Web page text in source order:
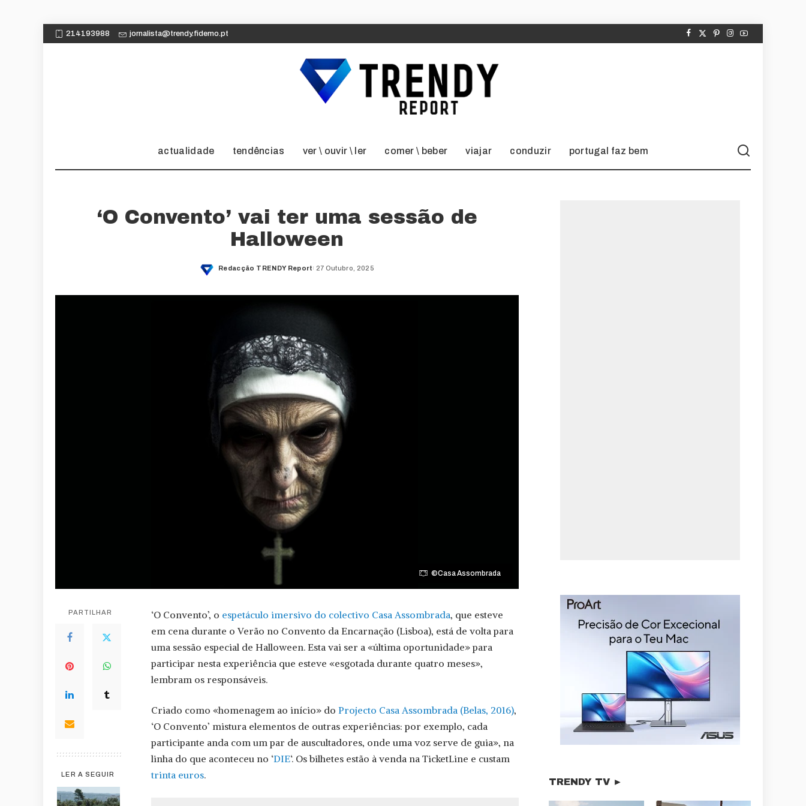
214193988 jornalista@trendy.fidemo.pt
actualidade tendências ver \ ouvir \ ler comer \ beber viajar conduzir portugal faz bem
‘O Convento’ vai ter uma sessão de
Halloween
Posted
Redacção TRENDY Report 27 Outubro, 2025
©Casa Assombrada
PARTILHAR
LER A SEGUIR
‘O Convento’, o espetáculo imersivo do colectivo Casa Assombrada, que esteve
em cena durante o Verão no Convento da Encarnação (Lisboa), está de volta para
uma sessão especial de Halloween. Esta vai ser a «última oportunidade» para
participar nesta experiência que esteve «esgotada durante quatro meses»,
lembram os responsáveis.
Criado como «homenagem ao início» do Projecto Casa Assombrada (Belas, 2016),
‘O Convento’ mistura elementos de outras experiências: por exemplo, cada
participante anda com um par de auscultadores, onde uma voz serve de guia», na
linha do que aconteceu no ‘DIE‘. Os bilhetes estão à venda na TicketLine e custam
trinta euros.
TRENDY TV ►